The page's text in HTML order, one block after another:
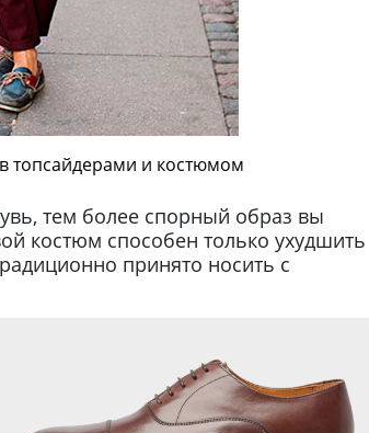
топсайдерами и костюмом
тем более спорный образ вы
костюм способен только ухудшить
принято носить с